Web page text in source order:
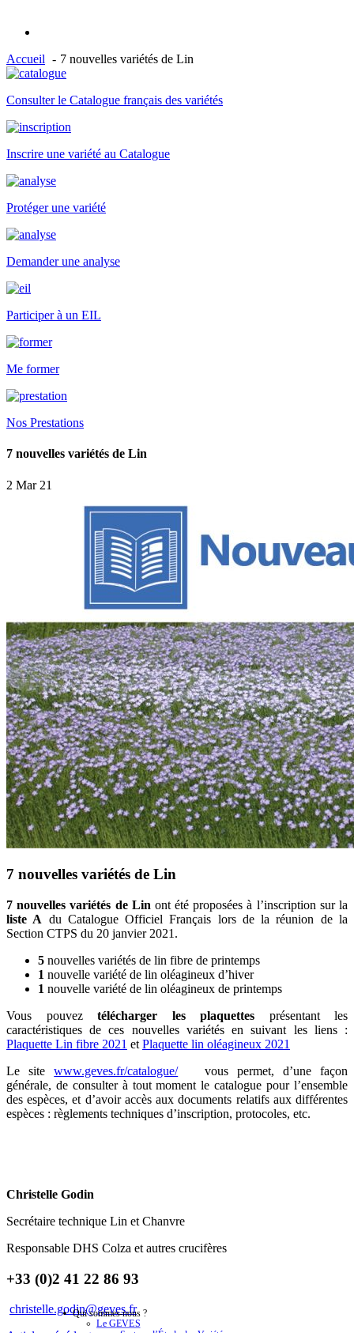
Accueil 7 nouvelles variétés de Lin
Consulter le Catalogue français des variétés
Inscrire une variété au Catalogue
Protéger une variété
Demander une analyse
Participer à un EIL
Me former
Nos Prestations
7 nouvelles variétés de Lin
2 Mar 21
7 nouvelles variétés de Lin
7 nouvelles variétés de Lin ont été proposées à l’inscription sur la
liste A du Catalogue Officiel Français lors de la réunion de la
Section CTPS du 20 janvier 2021.
5 nouvelles variétés de lin fibre de printemps
1 nouvelle variété de lin oléagineux d’hiver
1 nouvelle variété de lin oléagineux de printemps
Vous pouvez télécharger les plaquettes présentant les
caractéristiques de ces nouvelles variétés en suivant les liens :
Plaquette Lin fibre 2021 et Plaquette lin oléagineux 2021
Le sitewww.geves.fr/catalogue/vous permet, d’une façon
générale, de consulter à tout moment le catalogue pour l’ensemble
des espèces, et d’avoir accès aux documents relatifs aux différentes
espèces : règlements techniques d’inscription, protocoles, etc.
Christelle Godin
Secrétaire technique Lin et Chanvre
Responsable DHS Colza et autres crucifères
+33 (0)2 41 22 86 93
christelle.godin@geves.fr
Qui sommes-nous ?
Le GEVES